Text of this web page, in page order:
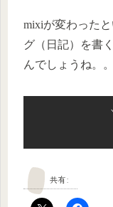
mixiが変わった
グ（日記）を書
んでしょうね。
共有: